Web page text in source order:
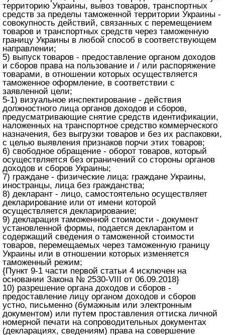
территорию Украины, вывоз товаров, транспортных
средств за пределы таможенной территории Украины -
совокупность действий, связанных с перемещением
товаров и транспортных средств через таможенную
границу Украины в любой способ в соответствующем
направлении;
5) выпуск товаров - предоставление органом доходов
и сборов права на пользование и / или распоряжение
товарами, в отношении которых осуществляется
таможенное оформление, в соответствии с
заявленной цели;
5-1) визуальное инспектирование - действия
должностного лица органов доходов и сборов,
предусматривающие снятие средств идентификации,
наложенных на транспортное средство коммерческого
назначения, без выгрузки товаров и без их распаковки,
с целью выявления признаков порчи этих товаров;
6) свободное обращение - оборот товаров, который
осуществляется без ограничений со стороны органов
доходов и сборов Украины;
7) граждане - физические лица: граждане Украины,
иностранцы, лица без гражданства;
8) декларант - лицо, самостоятельно осуществляет
декларирование или от имени которой
осуществляется декларирование;
9) декларация таможенной стоимости - документ
установленной формы, подается декларантом и
содержащий сведения о таможенной стоимости
товаров, перемещаемых через таможенную границу
Украины или в отношении которых изменяется
таможенный режим;
{Пункт 9-1 части первой статьи 4 исключен на
основании Закона № 2530-VIII от 06.09.2018}
10) разрешение органа доходов и сборов -
предоставление лицу органом доходов и сборов
устно, письменно (бумажным или электронным
документом) или путем проставления оттиска личной
номерной печати на сопроводительных документах
(декларациях, сведениям) права на совершение